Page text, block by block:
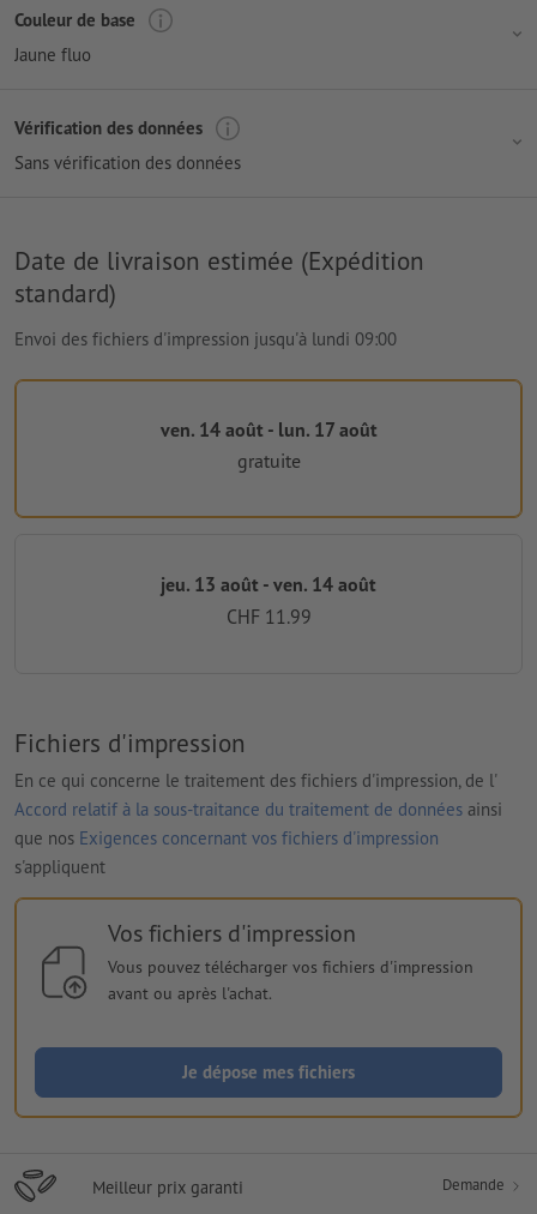
Couleur de base
Jaune fluo
Vérification des données
Sans vérification des données
Date de livraison estimée (Expédition
standard)
Envoi des fichiers d'impression jusqu'à lundi 09:00
ven. 14 août - lun. 17 août
gratuite
jeu. 13 août - ven. 14 août
CHF 11.99
Fichiers d'impression
En ce qui concerne le traitement des fichiers d'impression, de l'
Accord relatif à la sous-traitance du traitement de données ainsi
que nos Exigences concernant vos fichiers d'impression
s'appliquent
Vos fichiers d'impression
Vous pouvez télécharger vos fichiers d'impression
avant ou après l'achat.
Je dépose mes fichiers
Meilleur prix garanti Demande